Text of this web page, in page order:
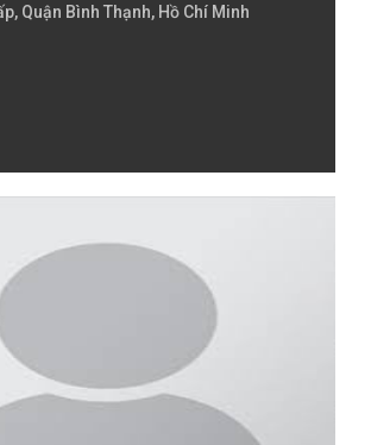
Quận Bình Thạnh, Hồ Chí Minh